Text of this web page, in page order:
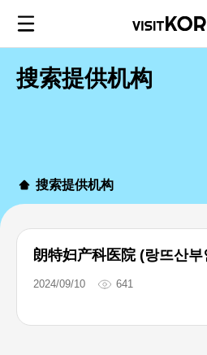
搜索提供机构
搜索提供机构
朗特妇产科医院 (랑뜨산부
2024/09/10 641